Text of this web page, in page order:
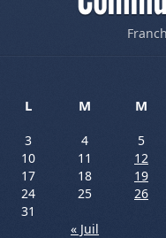
L
M M
3
4 5
10
11 12
17
18 19
24
25 26
31
« Juil